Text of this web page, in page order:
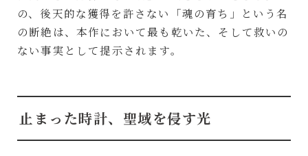
の、後天的な獲得を許さない「魂の育ち」という名
の断絶は、本作において最も乾いた、そして救いの
ない事実として提示されます。
止まった時計、聖域を侵す光